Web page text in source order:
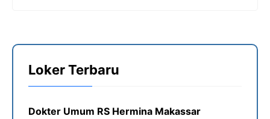
Loker Terbaru
Dokter Umum RS Hermina Makassar